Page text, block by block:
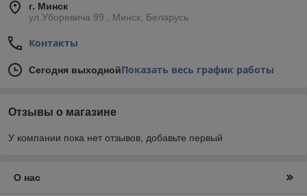
г. Минск
ул.Уборевича 99 , Минск, Беларусь
Контакты
Сегодня выходнойПоказать весь график работы
Отзывы о магазине
У компании пока нет отзывов, добавьте первый
О нас